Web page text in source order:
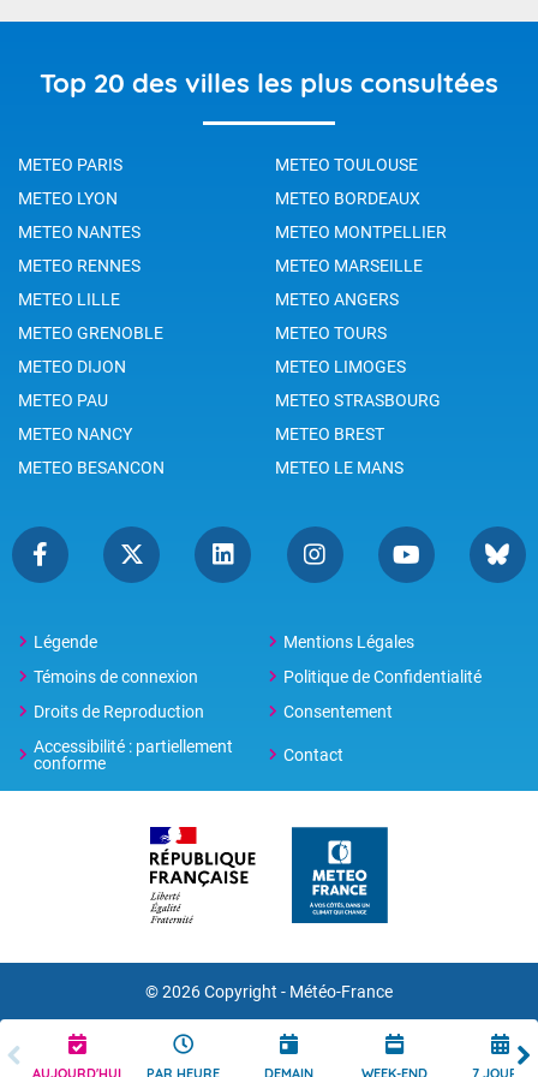
AUJOURD'HUI PAR HEURE DEMAIN WEEK-END 7 JOURS
Top 20 des villes les plus consultées
METEO PARIS
METEO TOULOUSE
METEO LYON
METEO BORDEAUX
METEO NANTES
METEO MONTPELLIER
METEO RENNES
METEO MARSEILLE
METEO LILLE
METEO ANGERS
METEO GRENOBLE
METEO TOURS
METEO DIJON
METEO LIMOGES
METEO PAU
METEO STRASBOURG
METEO NANCY
METEO BREST
METEO BESANCON
METEO LE MANS
Légende
Mentions Légales
Témoins de connexion
Politique de Confidentialité
Droits de Reproduction
Consentement
Accessibilité : partiellement
conforme
Contact
© 2026 Copyright - Météo-France